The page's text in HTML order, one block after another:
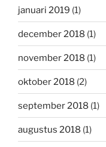
januari 2019 (1)
december 2018 (1)
november 2018 (1)
oktober 2018 (2)
september 2018 (1)
augustus 2018 (1)